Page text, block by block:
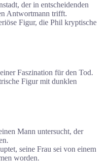
der in entscheidenden
Antwortmann trifft.
Figur, die Phil kryptische
Faszination für den Tod.
Figur mit dunklen
Mann untersucht, der
seine Frau sei von einem
worden.